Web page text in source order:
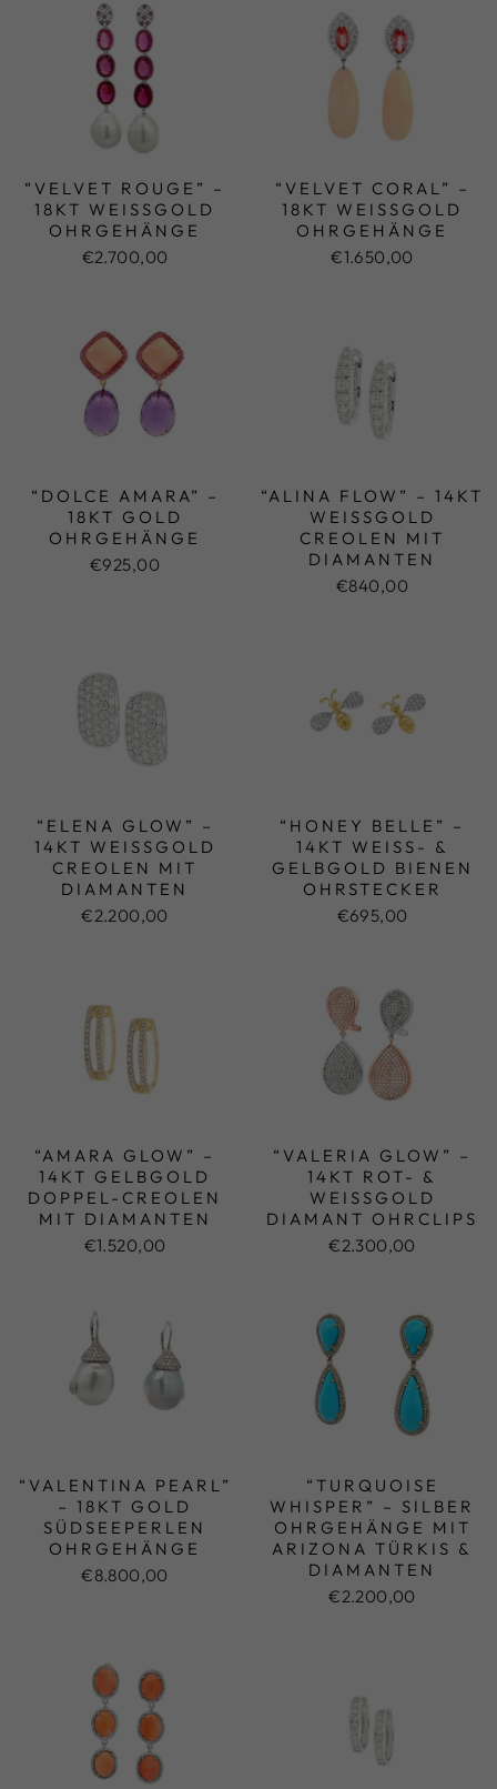
“VELVET ROUGE” –
18KT WEISSGOLD O
HRGEHÄNGE
€2.700,00
“VELVET CORAL” –
18KT WEISSGOLD O
HRGEHÄNGE
€1.650,00
“DOLCE AMARA” –
18KT GOLD
OHRGEHÄNGE
€925,00
“ALINA FLOW” – 14KT
WEISSGOLD C
REOLEN MIT D
IAMANTEN
€840,00
“ELENA GLOW” –
14KT WEISSGOLD C
REOLEN MIT D
IAMANTEN
€2.200,00
“HONEY BELLE” –
14KT WEISS- & G
ELBGOLD BIENEN O
HRSTECKER
€695,00
“AMARA GLOW” –
14KT GELBGOLD
DOPPEL-CREOLEN
MIT DIAMANTEN
€1.520,00
“VALERIA GLOW” –
14KT ROT- &
WEISSGOLD D
IAMANT OHRCLIPS
€2.300,00
“VALENTINA PEARL”
– 18KT GOLD
SÜDSEEPERLEN
OHRGEHÄNGE
€8.800,00
“TURQUOISE
WHISPER” – SILBER
OHRGEHÄNGE MIT
ARIZONA TÜRKIS &
DIAMANTEN
€2.200,00